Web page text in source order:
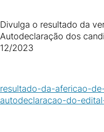
Divulga o resultado da
Autodeclaração dos
12/2023
resultado-da-afericao-
autodeclaracao-do-